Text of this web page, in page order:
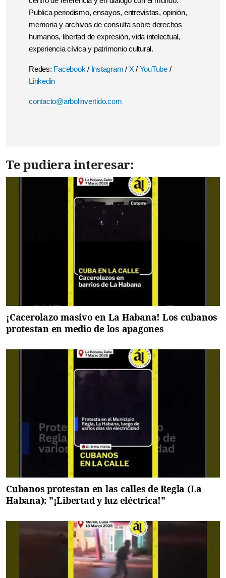
Publica periodismo, ensayos, entrevistas, opinión,
memoria y archivos de consulta sobre derechos
humanos, libertad de expresión, vida intelectual,
experiencia cívica y patrimonio cultural.
Redes: Facebook / Instagram / X/ YouTube /
Linkedin
contacto@arbolinvertido.com
Te pudiera interesar:
¡Cacerolazo masivo en La Habana! Los cubanos
protestan en medio de los apagones
Cubanos protestan en las calles de Regla (La
Habana): "¡Libertad y luz eléctrica!"